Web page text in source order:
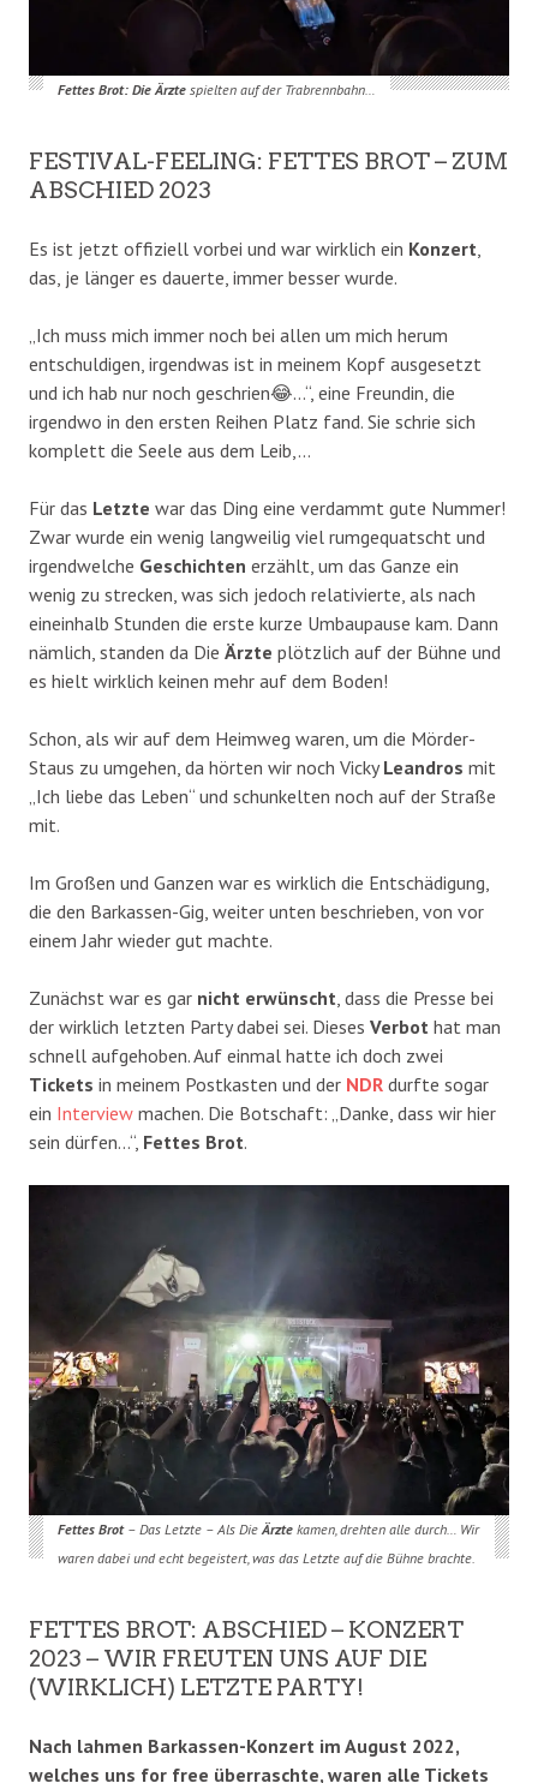
Fettes Brot: Die Ärztespielten auf der Trabrennbahn…
FESTIVAL-FEELING: FETTES BROT – ZUM
ABSCHIED 2023
Es ist jetzt offiziell vorbei und war wirklich ein Konzert
das, je länger es dauerte, immer besser wurde.
„Ich muss mich immer noch bei allen um mich herum
entschuldigen, irgendwas ist in meinem Kopf ausgesetzt
und ich hab nur noch geschrien😂…“, eine Freundin, die
irgendwo in den ersten Reihen Platz fand. Sie schrie sich
komplett die Seele aus dem Leib,…
Für das Letzte war das Ding eine verdammt gute Nummer!
Zwar wurde ein wenig langweilig viel rumgequatscht und
irgendwelche Geschichten erzählt, um das Ganze ein
wenig zu strecken, was sich jedoch relativierte, als nach
eineinhalb Stunden die erste kurze Umbaupause kam. Dann
nämlich, standen da Die Ärzte plötzlich auf der Bühne und
es hielt wirklich keinen mehr auf dem Boden!
Schon, als wir auf dem Heimweg waren, um die Mörder-
Staus zu umgehen, da hörten wir noch VickyLeandros mit
„Ich liebe das Leben“ und schunkelten noch auf der Straße
mit.
Im Großen und Ganzen war es wirklich die Entschädigung,
die den Barkassen-Gig, weiter unten beschrieben, von vor
einem Jahr wieder gut machte.
Zunächst war es gar nicht erwünscht , dass die Presse bei
der wirklich letzten Party dabei sei. Dieses Verbot hat man
schnell aufgehoben. Auf einmal hatte ich doch zwei
Tickets in meinem Postkasten und der NDR durfte sogar
ein Interview machen. Die Botschaft: „Danke, dass wir hier
sein dürfen…“, Fettes Brot.
Fettes Brot– Das Letzte – Als Die Ärztekamen, drehten alle durch… Wir
waren dabei und echt begeistert, was das Letzte auf die Bühne brachte.
FETTES BROT: ABSCHIED – KONZERT
2023 – WIR FREUTEN UNS AUF DIE
(WIRKLICH) LETZTE PARTY!
Nach lahmen Barkassen-Konzert im August 2022,
welches uns for free überraschte, waren alle Tickets